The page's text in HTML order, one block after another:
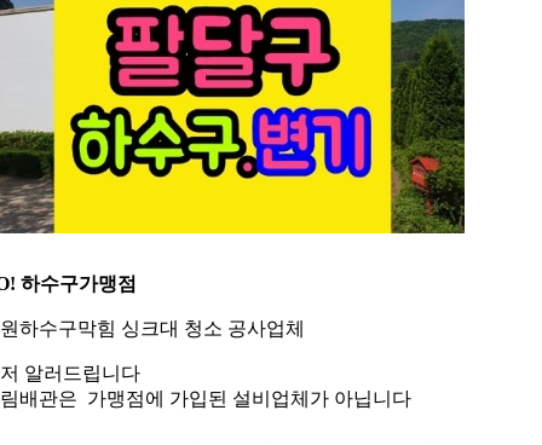
하수구가맹점
하수구막힘 싱크대 청소 공사업체
알러드립니다
배관은 가맹점에 가입된 설비업체가 아닙니다